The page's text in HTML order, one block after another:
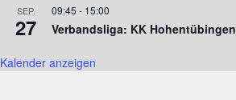
SEP.
27
09:45 - 15:00
Verbandsliga: KK
Kalender anzeigen